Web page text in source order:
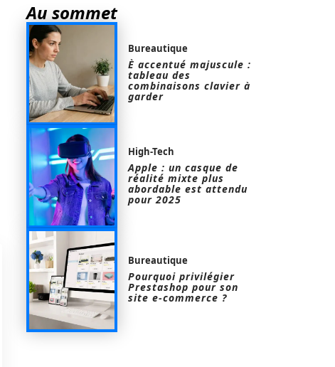
Au sommet
Bureautique
È accentué majuscule :
tableau des
combinaisons clavier à
garder
High-Tech
Apple : un casque de
réalité mixte plus
abordable est attendu
pour 2025
Bureautique
Pourquoi privilégier
Prestashop pour son
site e-commerce ?